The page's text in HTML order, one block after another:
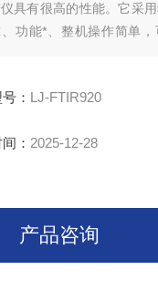
具有很高的性能。它采
功能*、整机操作简单
： LJ-FTIR920
： 2025-12-28
产品咨询